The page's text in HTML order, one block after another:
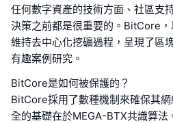
任何數字資產的技術方面、社區支
決策之前都是很重要的。BitCore
維持去中心化挖礦過程，呈現了區
有趣案例研究。
BitCore是如何被保護的？
BitCore採用了數種機制來確保其
全的基礎在於MEGA-BTX共識算法